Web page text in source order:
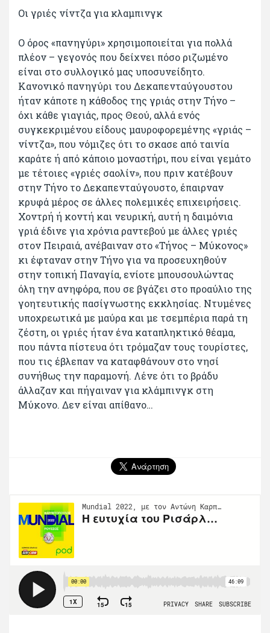
Οι γριές νίντζα για κλαμπινγκ
Ο όρος «πανηγύρι» χρησιμοποιείται για πολλά
πλέον – γεγονός που δείχνει πόσο ριζωμένο
είναι στο συλλογικό μας υποσυνείδητο.
Κανονικό πανηγύρι του Δεκαπενταύγουστου
ήταν κάποτε η κάθοδος της γριάς στην Τήνο –
όχι κάθε γιαγιάς, προς Θεού, αλλά ενός
συγκεκριμένου είδους μαυροφορεμένης «γριάς –
νίντζα», που νόμιζες ότι το σκασε από ταινία
καράτε ή από κάποιο μοναστήρι, που είναι γεμάτο
με τέτοιες «γριές σαολίν», που πριν κατέβουν
στην Τήνο το Δεκαπενταύγουστο, έπαιρναν
κρυφά μέρος σε άλλες πολεμικές επιχειρήσεις.
Χοντρή ή κοντή και νευρική, αυτή η δαιμόνια
γριά έδινε για χρόνια ραντεβού με άλλες γριές
στον Πειραιά, ανέβαιναν στο «Τήνος – Μύκονος»
κι έφταναν στην Τήνο για να προσευχηθούν
στην τοπική Παναγία, ενίοτε μπουσουλώντας
όλη την ανηφόρα, που σε βγάζει στο προαύλιο της
γοητευτικής πασίγνωστης εκκλησίας. Ντυμένες
υποχρεωτικά με μαύρα και με τσεμπέρια παρά τη
ζέστη, οι γριές ήταν ένα καταπληκτικό θέαμα,
που πάντα πίστευα ότι τρόμαζαν τους τουρίστες,
που τις έβλεπαν να καταφθάνουν στο νησί
συνήθως την παραμονή. Λένε ότι το βράδυ
άλλαζαν και πήγαιναν για κλάμπινγκ στη
Μύκονο. Δεν είναι απίθανο…